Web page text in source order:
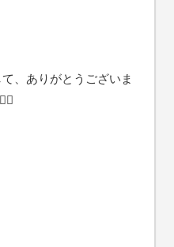
、ありがとうございま